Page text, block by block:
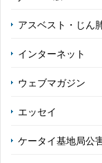
アスベスト・じん
インターネット
ウェブマガジン
エッセイ
ケータイ基地局公